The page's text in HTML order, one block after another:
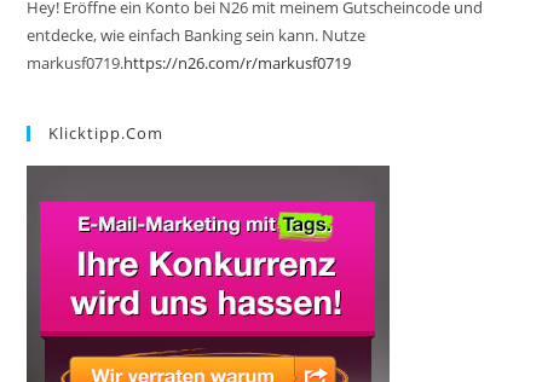
Hey! Eröffne ein Konto bei N26 mit meinem Gutscheincode und
entdecke, wie einfach Banking sein kann. Nutze
markusf0719.https://n26.com/r/markusf0719
Klicktipp.com